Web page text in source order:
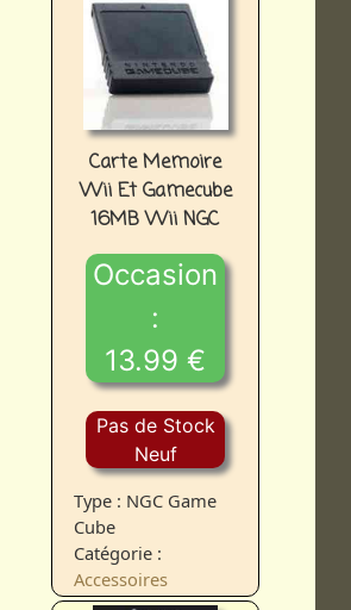
Carte Memoire
Wii Et Gamecube
16MB Wii NGC
Occasion
:
13.99 €
Pas de Stock
Neuf
Type : NGC Game
Cube
Catégorie :
Accessoires